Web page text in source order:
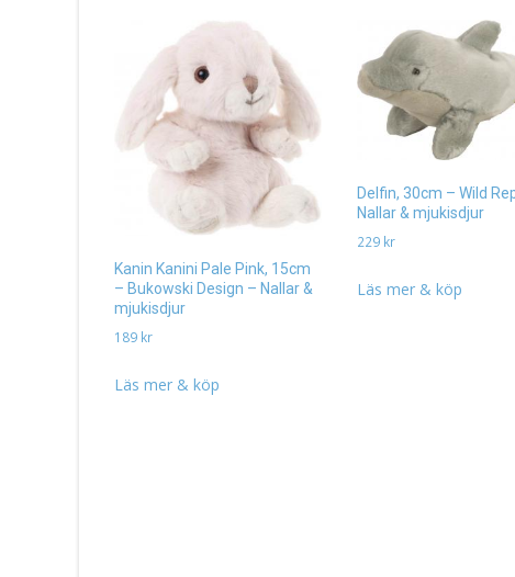
Kanin Kanini Pale Pink, 15cm
– Bukowski Design – Nallar &
mjukisdjur
189 kr
Läs mer & köp
Delfin, 30cm – Wild
Nallar & mjukisdjur
229 kr
Läs mer & köp